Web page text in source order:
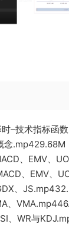
–技术指标函数
念.mp429.68M
、EMV、
、EMV、
、
、
、WR与